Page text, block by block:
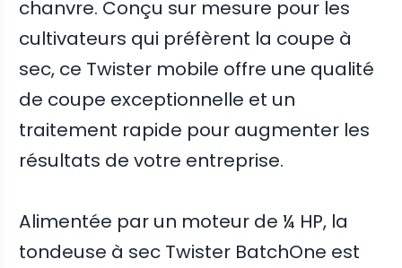
chanvre. Conçu sur mesure pour les
cultivateurs qui préfèrent la coupe à
sec, ce Twister mobile offre une qualité
de coupe exceptionnelle et un
traitement rapide pour augmenter les
résultats de votre entreprise.
Alimentée par un moteur de ¼ HP, la
tondeuse à sec Twister BatchOne est